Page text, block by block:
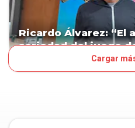
Ricardo Álvarez: “El
seriedad del juego
EL GRAN DIARIO DEL DOMINGO
Cargar